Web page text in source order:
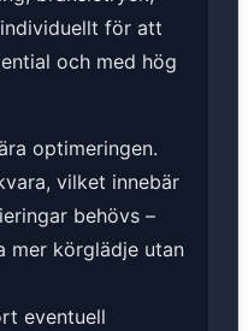
för att
och med hög
optimeringen.
vilket innebär
behövs –
mer körglädje utan
eventuell